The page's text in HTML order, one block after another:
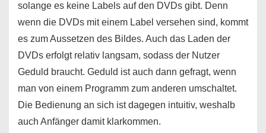
solange es keine Labels auf den DVDs gibt. Denn
wenn die DVDs mit einem Label versehen sind, kommt
es zum Aussetzen des Bildes. Auch das Laden der
DVDs erfolgt relativ langsam, sodass der Nutzer
Geduld braucht. Geduld ist auch dann gefragt, wenn
man von einem Programm zum anderen umschaltet.
Die Bedienung an sich ist dagegen intuitiv, weshalb
auch Anfänger damit klarkommen.